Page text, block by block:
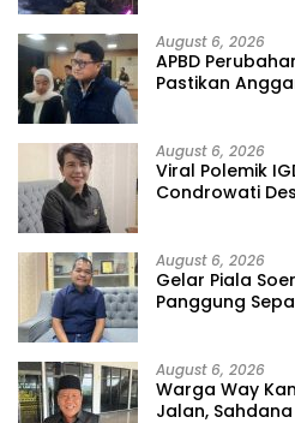
August 6, 2026
APBD
Pastikan
August 6, 2026
Viral Polemik
Condrowati
August 6, 2026
Gelar Piala
Panggung
August 6, 2026
Warga Way
Jalan,